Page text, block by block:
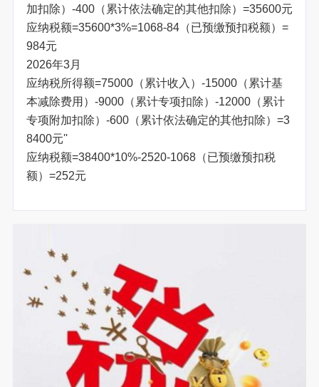
加扣除）-400（累计依法确定的其他扣除）=35600元
应纳税额=35600*3%=1068-84（已预缴预扣税额）=
984元
2026年3月
应纳税所得额=75000（累计收入）-15000（累计基
本减除费用）-9000（累计专项扣除）-12000（累计
专项附加扣除）-600（累计依法确定的其他扣除）=3
8400元''
应纳税额=38400*10%-2520-1068（已预缴预扣税
额）=252元